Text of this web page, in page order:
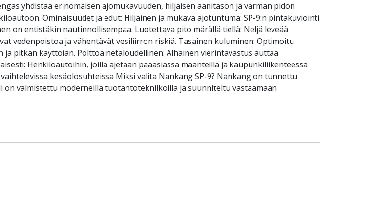
yhdistää erinomaisen ajomukavuuden, hiljaisen äänitason ja varman pidon
Ominaisuudet ja edut: Hiljainen ja mukava ajotuntuma: SP-9:n pintakuviointi
on entistäkin nautinnollisempaa. Luotettava pito märällä tiellä: Neljä leveää
vedenpoistoa ja vähentävät vesiliirron riskiä. Tasainen kuluminen: Optimoitu
pitkän käyttöiän. Polttoainetaloudellinen: Alhainen vierintävastus auttaa
Henkilöautoihin, joilla ajetaan pääasiassa maanteillä ja kaupunkiliikenteessä
kesäolosuhteissa Miksi valita Nankang SP-9? Nankang on tunnettu
valmistettu moderneilla tuotantotekniikoilla ja suunniteltu vastaamaan